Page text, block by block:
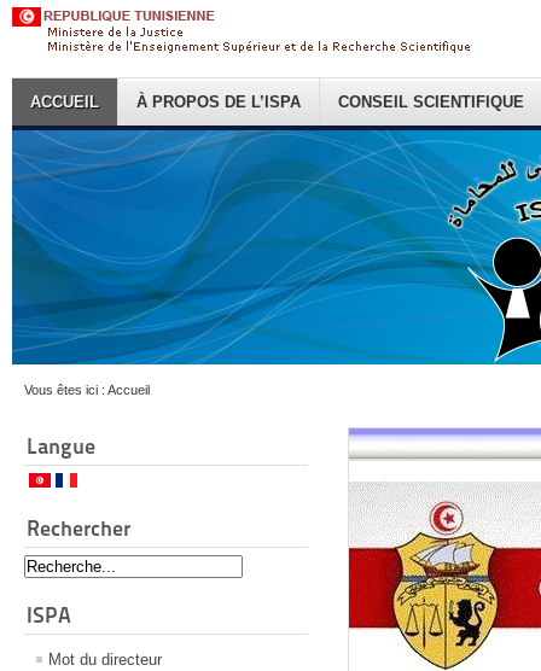
ACCUEIL À PROPOS DE L’ISPA CONSEIL SCIENTIFIQUE
Vous êtes ici : Accueil
Langue
Rechercher
ISPA
Mot du directeur